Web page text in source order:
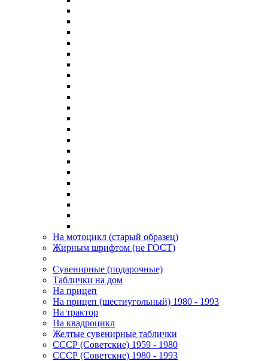
На мотоцикл (старый образец)
Жирным шрифтом (не ГОСТ)
Сувенирные (подарочные)
Таблички на дом
На прицеп
На прицеп (шестиугольный) 1980 - 1993
На трактор
На квадроцикл
Желтые сувенирные таблички
СССР (Советские) 1959 - 1980
СССР (Советские) 1980 - 1993